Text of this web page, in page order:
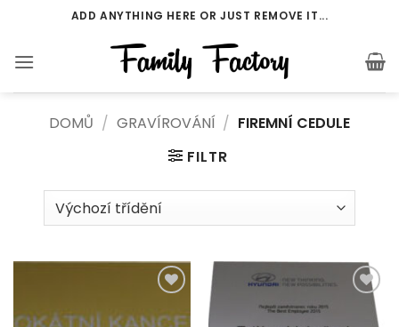
obsah
ADD ANYTHING HERE OR JUST REMOVE IT...
DOMŮ / GRAVÍROVÁNÍ / FIREMNÍ CEDULE
FILTR
Wishlist
Wishlist